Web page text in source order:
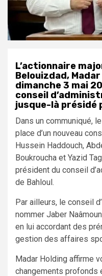
L’actionnaire
Belouizdad,
dimanche 3 mai
conseil
jusque-là présidé
Dans un communiqué,
place d’un nouveau
Hussein Haddouch,
Boukroucha et Yazid
président du conseil
de Bahloul.
Par ailleurs, le conseil
nommer Jaber
en lui accordant des
gestion des affaires
Madar Holding affirme
changements profonds